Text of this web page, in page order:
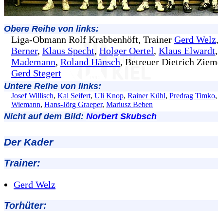
Obere Reihe von links:
Liga-Obmann Rolf Krabbenhöft, Trainer Gerd Welz
Berner, Klaus Specht, Holger Oertel, Klaus Elwardt
Mademann, Roland Hänsch, Betreuer Dietrich
Gerd Stegert
Untere Reihe von links:
Josef Willisch, Kai Seifert, Uli Knop, Rainer Kühl, Predrag Timko
Wiemann, Hans-Jörg Graeper, Mariusz Beben
Nicht auf dem Bild: Norbert Skubsch
Der Kader
Trainer:
Gerd Welz
Torhüter: